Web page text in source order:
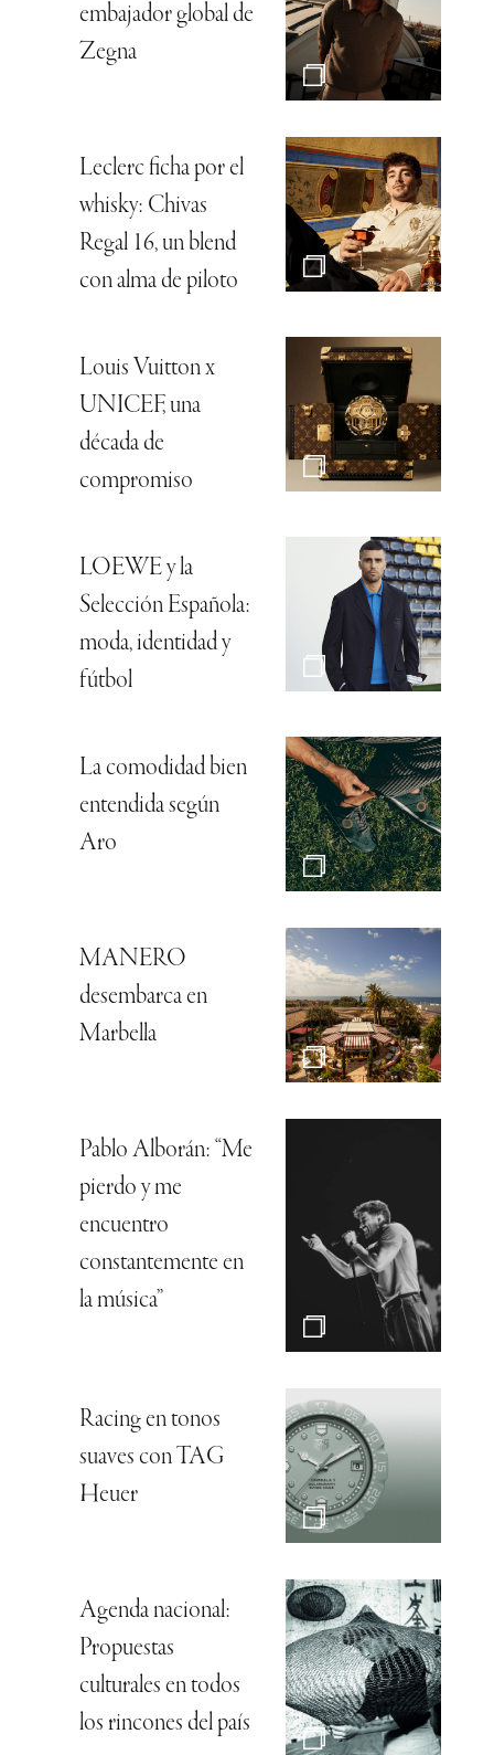
embajador global de
Zegna
Leclerc ficha por el
whisky: Chivas
Regal 16, un blend
con alma de piloto
Louis Vuitton x
UNICEF, una
década de
compromiso
LOEWE y la
Selección Española:
moda, identidad y
fútbol
La comodidad bien
entendida según
Aro
MANERO
desembarca en
Marbella
Pablo Alborán: “Me
pierdo y me
encuentro
constantemente en
la música”
Racing en tonos
suaves con TAG
Heuer
Agenda nacional:
Propuestas
culturales en todos
los rincones del país